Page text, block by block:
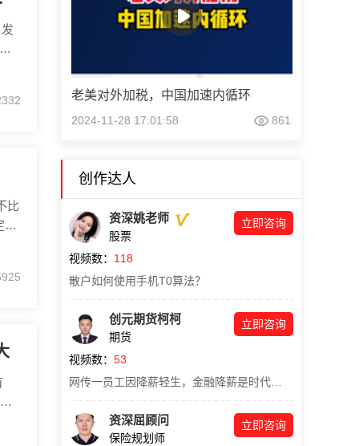
基
比
期
老美对外加税，中国加速内循环
2024-11-28 17:01:58 861
创作达人
资深姚老师
股票
立即咨询
视频数： 118
散户如何使用手机T0算法？
创元期货柯柯
期货
立即咨询
视频数： 53
资深屈顾问
保险规划师
立即咨询